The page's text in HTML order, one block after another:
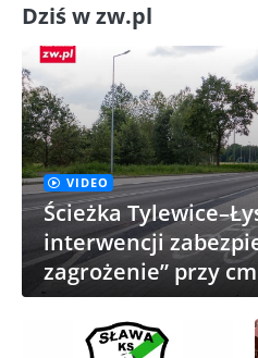
Dziś w zw.pl
VIDEO
Ścieżka
interwencji
zagrożenie” przy